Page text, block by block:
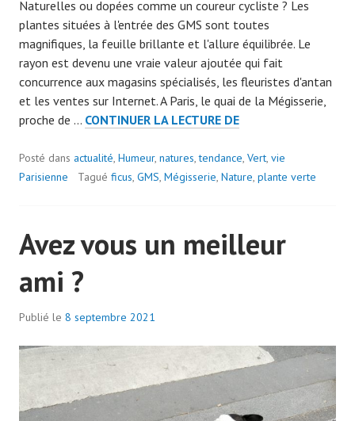
Naturelles ou dopées comme un coureur cycliste ? Les
plantes situées à l'entrée des GMS sont toutes
magnifiques, la feuille brillante et l'allure équilibrée. Le
rayon est devenu une vraie valeur ajoutée qui fait
concurrence aux magasins spécialisés, les fleuristes d'antan
et les ventes sur Internet. A Paris, le quai de la Mégisserie,
proche de … CONTINUER LA LECTURE DEDES
PARTOUT
Posté dans actualité, Humeur, natures,tendance, Vert, vie
Parisienne
Tagué ficus, GMS, Mégisserie, Nature, plante verte
Avez vous un meilleur
ami ?
Publié le 8 septembre 2021
m